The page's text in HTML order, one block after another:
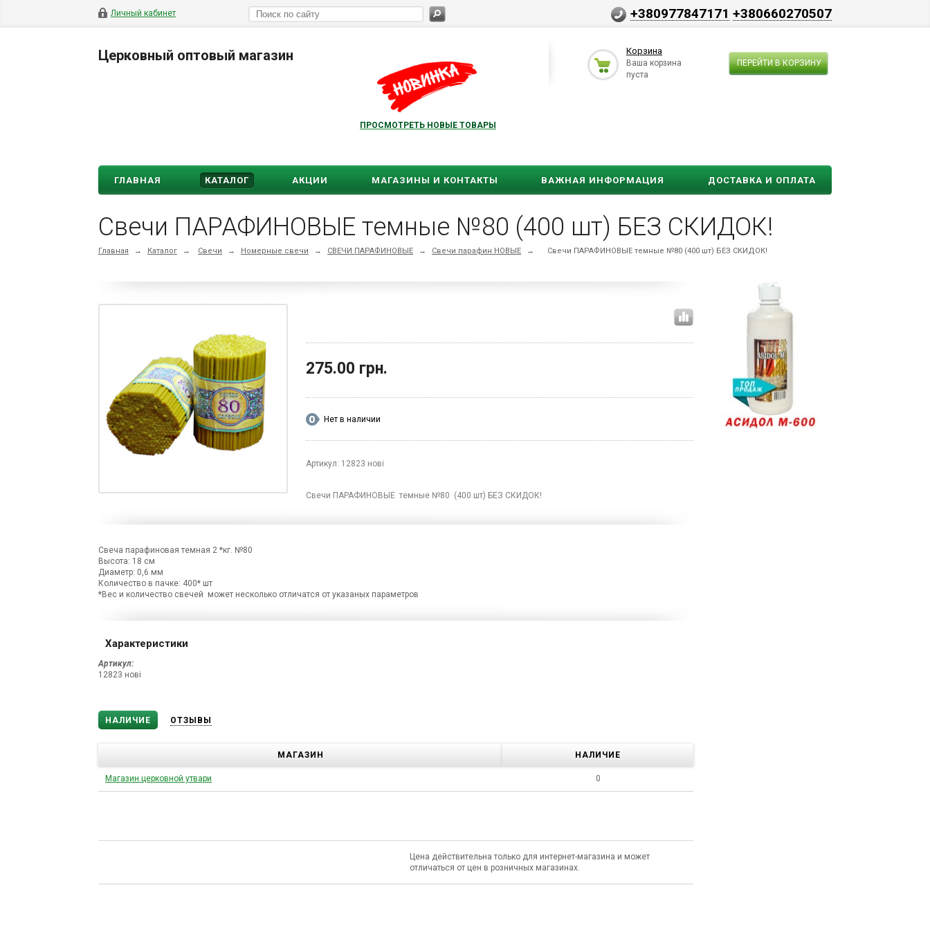
Личный кабинет +380977847171 +380660270507
Церковный оптовый магазин
ПРОСМОТРЕТЬ НОВЫЕ ТОВАРЫ
Корзина
Ваша корзина
пуста
ПЕРЕЙТИ В КОРЗИНУ
ГЛАВНАЯ КАТАЛОГ АКЦИИ МАГАЗИНЫ И КОНТАКТЫ ВАЖНАЯ ИНФОРМАЦИЯ ДОСТАВКА И ОПЛАТА
Свечи ПАРАФИНОВЫЕ темные №80 (400 шт) БЕЗ СКИДОК!
Главная → Каталог → Свечи → Номерные свечи → СВЕЧИ ПАРАФИНОВЫЕ → Свечи парафин НОВЫЕ → Свечи ПАРАФИНОВЫЕ темные №80 (400 шт) БЕЗ СКИДОК!
275.00 грн.
Нет в наличии
Артикул: 12823 нові
Свечи ПАРАФИНОВЫЕ темные №80 (400 шт) БЕЗ СКИДОК!
Свеча парафиновая темная 2 *кг. №80
Высота: 18 см
Диаметр: 0,6 мм
Количество в пачке: 400* шт
*Вес и количество свечей может несколько отличатся от указаных параметров
Характеристики
Артикул:
12823 нові
НАЛИЧИЕ ОТЗЫВЫ
МАГАЗИН НАЛИЧИЕ
Магазин церковной утвари 0
Цена действительна только для интернет-магазина и может
отличаться от цен в розничных магазинах.